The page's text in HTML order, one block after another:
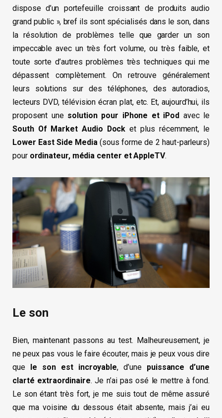
dispose d’un portefeuille croissant de produits audio
grand public », bref ils sont spécialisés dans le son, dans
la résolution de problèmes telle que garder un son
impeccable avec un très fort volume, ou très faible, et
toute sorte d’autres problèmes très techniques qui me
dépassent complètement. On retrouve généralement
leurs solutions sur des téléphones, des autoradios,
lecteurs DVD, télévision écran plat, etc. Et, aujourd’hui, ils
proposent une solution pour iPhone et iPod avec le
South Of Market Audio Dock et plus récemment, le
Lower East Side Media(sous forme de 2 haut-parleurs)
pour ordinateur, média center et AppleTV.
Le son
Bien, maintenant passons au test. Malheureusement, je
ne peux pas vous le faire écouter, mais je peux vous dire
que
le son est incroyable, d’une puissance d’une
clarté extraordinaire. Je n’ai pas osé le mettre à fond.
Le son étant très fort, je me suis tout de même assuré
que ma voisine du dessous était absente, mais j’ai eu